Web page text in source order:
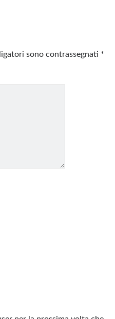
sono contrassegnati *